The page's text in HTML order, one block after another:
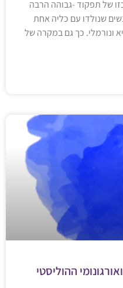
של תפקוד -גבוהה הרבה
שנולדו עם כליה אחת
ונורמלי. כך גם במקרה של
ההוליסטי